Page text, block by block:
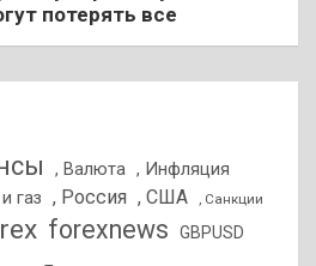
потерять все
, Валюта , Инфляция
газ , Россия , США , Санкции
forexnews GBPUSD